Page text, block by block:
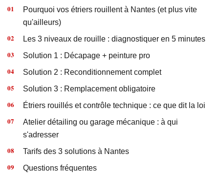
Pourquoi vos étriers rouillent à Nantes (et plus vite
qu'ailleurs)
Les 3 niveaux de rouille : diagnostiquer en 5 minutes
Solution 1 : Décapage + peinture pro
Solution 2 : Reconditionnement complet
Solution 3 : Remplacement obligatoire
Étriers rouillés et contrôle technique : ce que dit la loi
Atelier détailing ou garage mécanique : à qui
s'adresser
Tarifs des 3 solutions à Nantes
Questions fréquentes